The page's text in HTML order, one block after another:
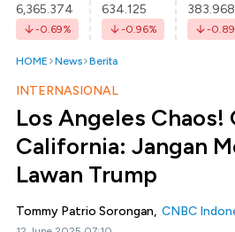
6,365.374
-0.69%
634.125
-0.96%
383.968
-0.89
HOME News Berita
INTERNASIONAL
Los Angeles Chaos!
California: Jangan
Lawan Trump
Tommy Patrio Sorongan, CNBC